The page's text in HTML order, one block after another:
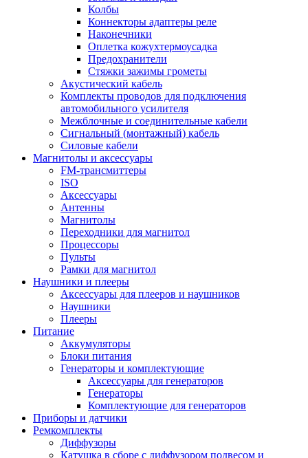
Колбы
Коннекторы адаптеры реле
Наконечники
Оплетка кожухтермоусадка
Предохранители
Стяжки зажимы грометы
Акустический кабель
Комплекты проводов для подключения
автомобильного усилителя
Межблочные и соединительные кабели
Сигнальный (монтажный) кабель
Силовые кабели
Магнитолы и аксессуары
FM-трансмиттеры
ISO
Аксессуары
Антенны
Магнитолы
Переходники для магнитол
Процессоры
Пульты
Рамки для магнитол
Наушники и плееры
Аксессуары для плееров и наушников
Наушники
Плееры
Питание
Аккумуляторы
Блоки питания
Генераторы и комплектующие
Аксессуары для генераторов
Генераторы
Комплектующие для генераторов
Приборы и датчики
Ремкомплекты
Диффузоры
Катушка в сборе с диффузором подвесом и